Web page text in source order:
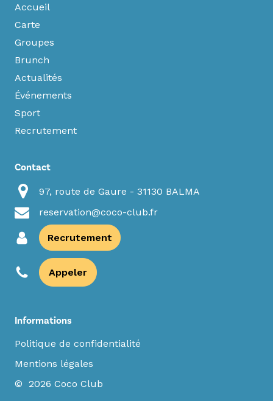
Accueil
Carte
Groupes
Brunch
Actualités
Événements
Sport
Recrutement
Contact
97, route de Gaure - 31130 BALMA
reservation@coco-club.fr
Recrutement
Appeler
Informations
Politique de confidentialité
Mentions légales
© 2026 Coco Club